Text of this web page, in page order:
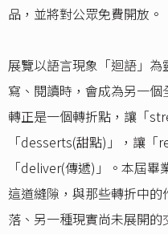
品，並將對公眾免費開放。
展覽以語言現象「迴語」
寫、閱讀時，會成為另一
轉正是一個轉折點，讓「
「desserts(甜點)」，讓
「deliver(傳遞)」。本屆
這道縫隙，與那些轉折中
落、另一種現實尚未展開